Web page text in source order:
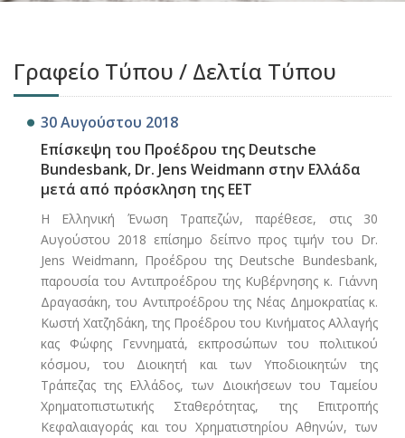
Γραφείο Τύπου / Δελτία Τύπου
30 Αυγούστου 2018
Επίσκεψη του Προέδρου της Deutsche
Bundesbank, Dr. Jens Weidmann στην Ελλάδα
μετά από πρόσκληση της ΕΕΤ
Η Ελληνική Ένωση Τραπεζών, παρέθεσε, στις 30
Αυγούστου 2018 επίσημο δείπνο προς τιμήν του Dr.
Jens Weidmann, Προέδρου της Deutsche Bundesbank,
παρουσία του Αντιπροέδρου της Κυβέρνησης κ. Γιάννη
Δραγασάκη, του Αντιπροέδρου της Νέας Δημοκρατίας κ.
Κωστή Χατζηδάκη, της Προέδρου του Κινήματος Αλλαγής
κας Φώφης Γεννηματά, εκπροσώπων του πολιτικού
κόσμου, του Διοικητή και των Υποδιοικητών της
Τράπεζας της Ελλάδος, των Διοικήσεων του Ταμείου
Χρηματοπιστωτικής Σταθερότητας, της Επιτροπής
Κεφαλαιαγοράς και του Χρηματιστηρίου Αθηνών, των